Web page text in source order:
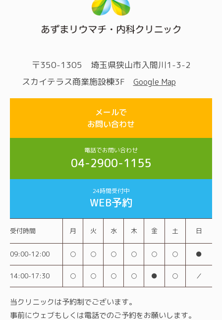
〒350-1305 埼玉県狭山市入間川1-3-2
スカイテラス商業施設棟3F Google Map
メールで
お問い合わせ
電話でお問い合わせ
04-2900-1155
24時間受付中
WEB予約
受付時間 月 火 水 木 金 土 日
09:00-12:00 ○ ○ ○ ○ ○ ○ ●
14:00-17:30 ○ ○ ○ ○ ● ○ ／
当クリニックは予約制でございます。
事前にウェブもしくは電話でのご予約をお願いします。